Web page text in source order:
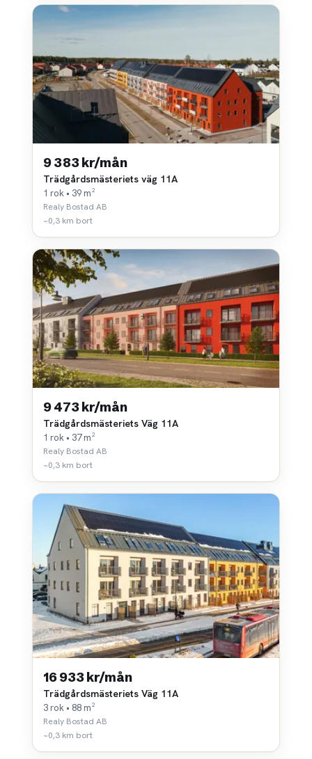
9 383 kr/mån
Trädgårdsmästeriets väg 11A
1 rok • 39 m²
Realy Bostad AB
~0,3 km bort
9 473 kr/mån
Trädgårdsmästeriets Väg 11A
1 rok • 37 m²
Realy Bostad AB
~0,3 km bort
16 933 kr/mån
Trädgårdsmästeriets Väg 11A
3 rok • 88 m²
Realy Bostad AB
~0,3 km bort